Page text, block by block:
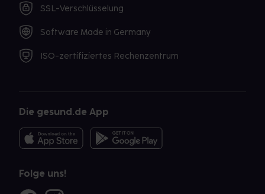
SSL-Verschlüsselung
Software Made in Germany
ISO-zertifiziertes Rechenzentrum
Die gesund.de App
Folge uns!